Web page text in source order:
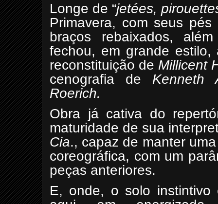
Longe de “jetées,
Primavera, com seus
braços rebaixados,
fechou, em grande estilo,
reconstituição de Millicent
cenografia de Kenneth
Roerich.
Obra já cativa do
maturidade de sua
Cia., capaz de manter
coreográfica, com um
peças anteriores.
E, onde, o solo instintivo